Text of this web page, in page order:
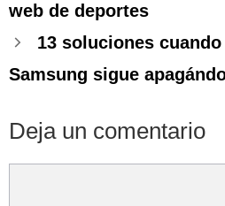
web de deportes
13 soluciones
Samsung sigue
Deja un comentario